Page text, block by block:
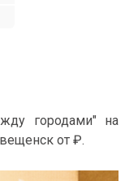
городами" на
от ₽.